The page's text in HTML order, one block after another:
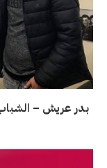
بدر عريش – الشباب